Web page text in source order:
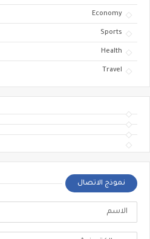
Economy
Sports
Health
Travel
نموذج الاتصال